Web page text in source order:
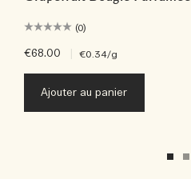
(0)
€68.00 €0.34/g
Ajouter au panier